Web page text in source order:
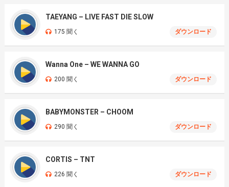
TAEYANG – LIVE FAST DIE SLOW
175 聞く ダウンロード
Wanna One – WE WANNA GO
200 聞く ダウンロード
BABYMONSTER – CHOOM
290 聞く ダウンロード
CORTIS – TNT
226 聞く ダウンロード